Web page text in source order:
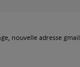
nouvelle adresse gmail.